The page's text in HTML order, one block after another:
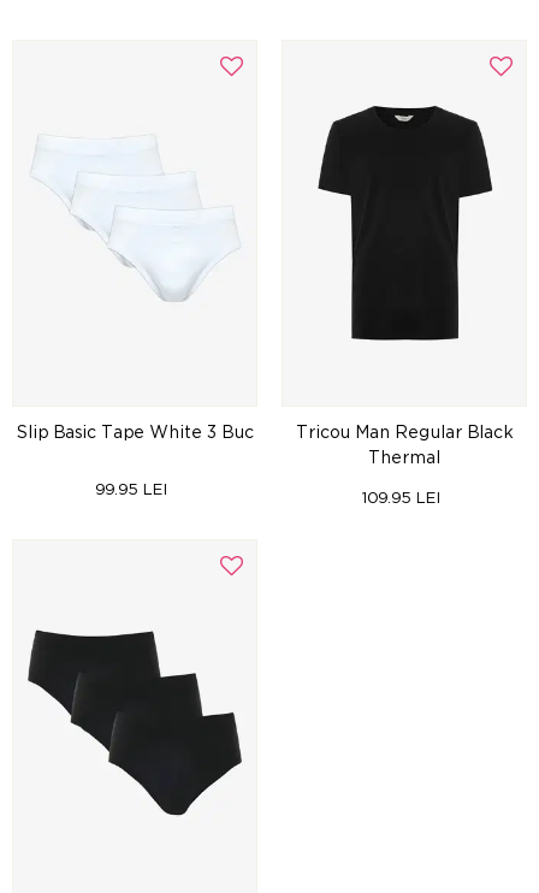
Slip Basic Tape White 3 Buc
99.95 LEI
Tricou Man Regular Black
Thermal
109.95 LEI